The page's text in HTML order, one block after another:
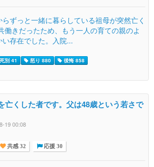
ずっと一緒に暮らしている祖母が突然亡く
働きだったため、もう一人の育ての親のよ
存在でした。入院...
別 41 怒り 880
後悔 858
亡くした者です。父は48歳という若さで
19 00:08
共感 32 応援 30